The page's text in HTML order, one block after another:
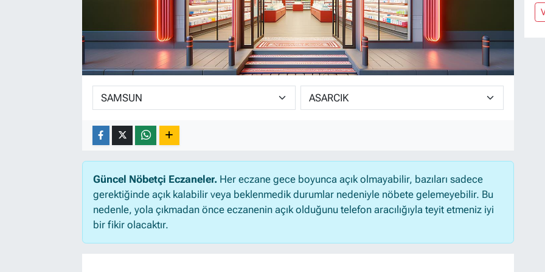
Güncel Nöbetçi Eczaneler.Her eczane gece boyunca açık olmayabilir, bazıları sadece
gerektiğinde açık kalabilir veya beklenmedik durumlar nedeniyle nöbete gelemeyebilir. Bu
nedenle, yola çıkmadan önce eczanenin açık olduğunu telefon aracılığıyla teyit etmeniz iyi
bir fikir olacaktır.